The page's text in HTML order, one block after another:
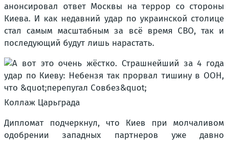
анонсировал ответ Москвы на террор со стороны
Киева. И как недавний удар по украинской столице
стал самым масштабным за всё время СВО, так и
последующий будут лишь нарастать.
Коллаж Царьграда
Дипломат подчеркнул, что Киев при молчаливом
одобрении западных партнеров уже давно